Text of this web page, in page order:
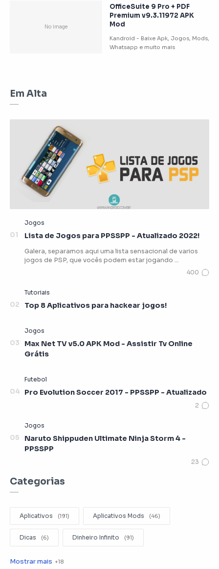
OfficeSuite 9 Pro + PDF
Premium v9.3.11972 APK
Mod
Em Alta
Lista de Jogos para PPSSPP - Atualizado 2022!
Galera, separamos aqui uma lista sensacional de varios
jogos de PSP, que vocês podem estar jogando …
Top 8 Aplicativos para hackear jogos!
Max Net TV v5.0 APK Mod - Assistir Tv Online
Grátis
Pro Evolution Soccer 2017 - PPSSPP - Atualizado
Naruto Shippuden Ultimate Ninja Storm 4 -
PPSSPP
Categorias
Aplicativos Aplicativos Mods
Dicas Dinheiro Infinito
Editar Videos